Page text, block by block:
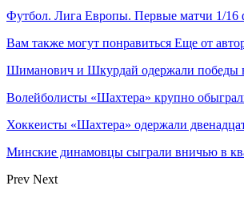
Футбол. Лига Европы. Первые матчи 1/16
Вам также могут понравиться Еще от
Шиманович и Шкурдай одержали победы
Волейболисты «Шахтера» крупно
Хоккеисты «Шахтера» одержали
Минские динамовцы сыграли вничью в
Prev Next